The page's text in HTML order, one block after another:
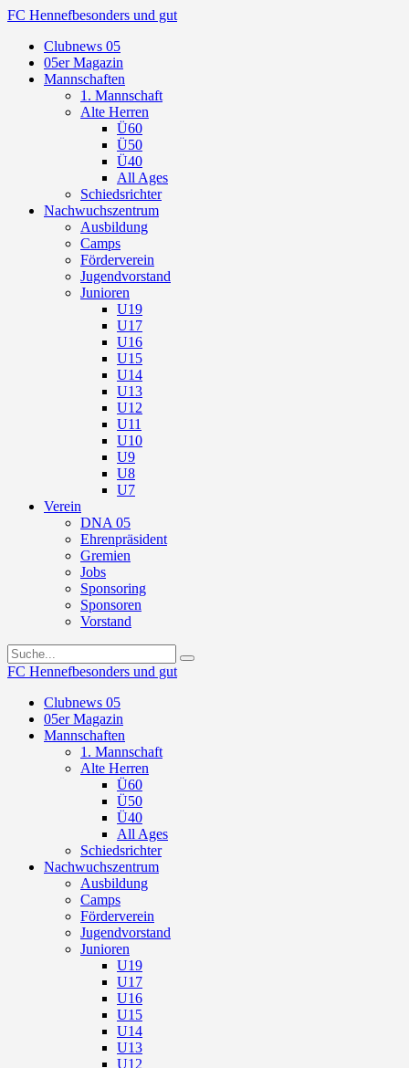
FC Hennefbesonders und gut
Clubnews 05
05er Magazin
Mannschaften
1. Mannschaft
Alte Herren
Ü60
Ü50
Ü40
All Ages
Schiedsrichter
Nachwuchszentrum
Ausbildung
Camps
Förderverein
Jugendvorstand
Junioren
U19
U17
U16
U15
U14
U13
U12
U11
U10
U9
U8
U7
Verein
DNA 05
Ehrenpräsident
Gremien
Jobs
Sponsoring
Sponsoren
Vorstand
FC Hennefbesonders und gut
Clubnews 05
05er Magazin
Mannschaften
1. Mannschaft
Alte Herren
Ü60
Ü50
Ü40
All Ages
Schiedsrichter
Nachwuchszentrum
Ausbildung
Camps
Förderverein
Jugendvorstand
Junioren
U19
U17
U16
U15
U14
U13
U12